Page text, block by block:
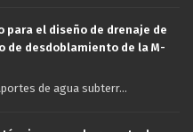
para el diseño de drenaje de
de desdoblamiento de la M-
de agua subterr...